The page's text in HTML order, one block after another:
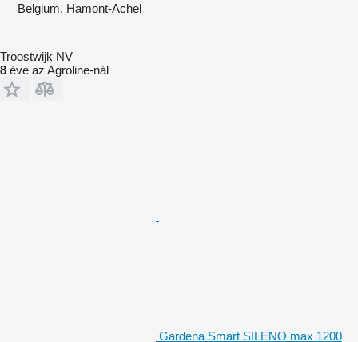
Belgium, Hamont-Achel
Troostwijk NV
8 éve az Agroline-nál
Gardena Smart SILENO max 1200